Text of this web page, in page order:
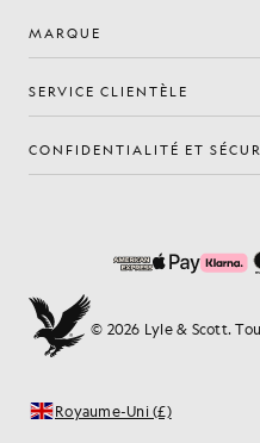
MARQUE
SERVICE CLIENTÈLE
CONFIDENTIALITÉ ET
© 2026 Lyle & Scott.
Royaume-Uni (£)